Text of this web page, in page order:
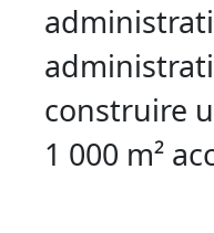
construire
1 000 m²